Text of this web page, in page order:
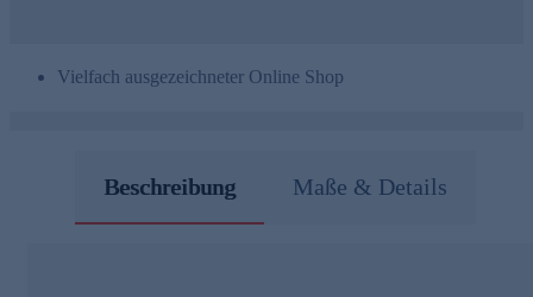
Vielfach ausgezeichneter Online Shop
Beschreibung Maße & Details